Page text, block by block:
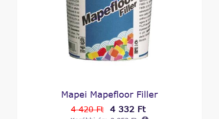
Mapei Mapefloor Filler
4 420 Ft 4 332 Ft